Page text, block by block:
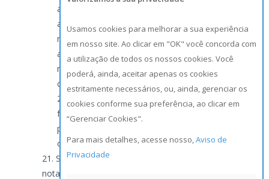
aeroporto, movimentação de passageiros,
armazenagem de qualquer natureza, capatazia,
movimentação de aeronaves, serviços de apoio
aeroportuários, serviços acessórios,
movimentação de mercadorias, logística e
congêneres.
Serviços de terminais rodoviários,
ferroviários, metroviários, movimentação de
passageiros, mercadorias, inclusive suas
operações, logística e congêneres.
Serviços de registros públicos, cartorários e
notariais.
Usamos cookies para melhorar a sua experiência
em nosso site. Ao clicar em "OK" você concorda com
a utilização de todos os nossos cookies. Você
poderá, ainda, aceitar apenas os cookies
estritamente necessários, ou, ainda, gerenciar os
cookies conforme sua preferência, ao clicar em
“Gerenciar Cookies".
Para mais detalhes, acesse nosso,Aviso de
Privacidade